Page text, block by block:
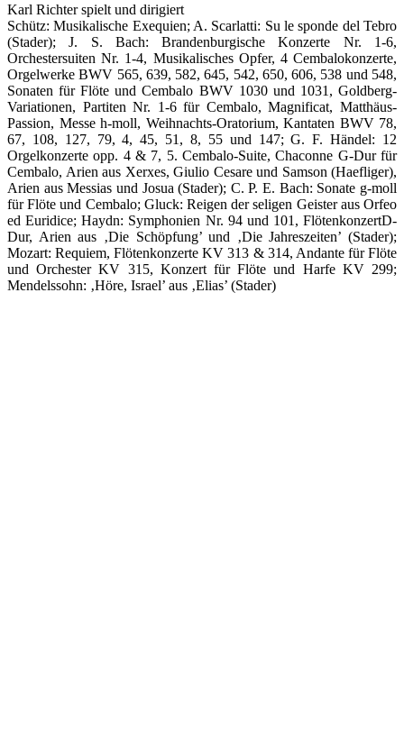
Karl Richter spielt und dirigiert
Schütz: Musikalische Exequien; A. Scarlatti: Su le sponde del Tebro
(Stader); J. S. Bach: Brandenburgische Konzerte Nr. 1-6,
Orchestersuiten Nr. 1-4, Musikalisches Opfer, 4 Cembalokonzerte,
Orgelwerke BWV 565, 639, 582, 645, 542, 650, 606, 538 und 548,
Sonaten für Flöte und Cembalo BWV 1030 und 1031, Goldberg-
Variationen, Partiten Nr. 1-6 für Cembalo, Magnificat, Matthäus-
Passion, Messe h-moll, Weihnachts-Oratorium, Kantaten BWV 78,
67, 108, 127, 79, 4, 45, 51, 8, 55 und 147; G. F. Händel: 12
Orgelkonzerte opp. 4 & 7, 5. Cembalo-Suite, Chaconne G-Dur für
Cembalo, Arien aus Xerxes, Giulio Cesare und Samson (Haefliger),
Arien aus Messias und Josua (Stader); C. P. E. Bach: Sonate g-moll
für Flöte und Cembalo; Gluck: Reigen der seligen Geister aus Orfeo
ed Euridice; Haydn: Symphonien Nr. 94 und 101, FlötenkonzertD-
Dur, Arien aus ‚Die Schöpfung’ und ‚Die Jahreszeiten’ (Stader);
Mozart: Requiem, Flötenkonzerte KV 313 & 314, Andante für Flöte
und Orchester KV 315, Konzert für Flöte und Harfe KV 299;
Mendelssohn: ‚Höre, Israel’ aus ‚Elias’ (Stader)